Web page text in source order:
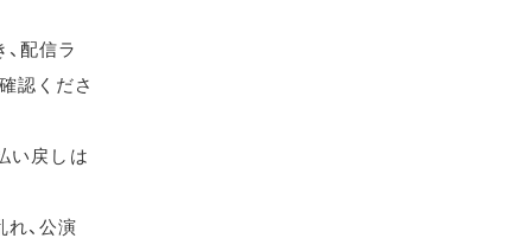
配信ラ
認くださ
い戻しは
、公演